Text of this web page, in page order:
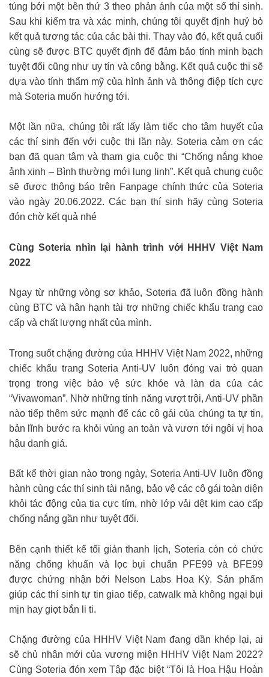
túng bởi một bên thứ 3 theo phản ánh của một số thí sinh.
Sau khi kiểm tra và xác minh, chúng tôi quyết định huỷ bỏ
kết quả tương tác của các bài thi. Thay vào đó, kết quả cuối
cùng sẽ được BTC quyết định để đảm bảo tính minh bạch
tuyệt đối cũng như uy tín và công bằng. Kết quả cuộc thi sẽ
dựa vào tính thẩm mỹ của hình ảnh và thông điệp tích cực
mà Soteria muốn hướng tới.
Một lần nữa, chúng tôi rất lấy làm tiếc cho tâm huyết của
các thí sinh đến với cuộc thi lần này. Soteria cảm ơn các
bạn đã quan tâm và tham gia cuộc thi “Chống nắng khoe
ảnh xinh – Bình thường mới lung linh”. Kết quả chung cuộc
sẽ được thông báo trên Fanpage chính thức của Soteria
vào ngày 20.06.2022. Các bạn thí sinh hãy cùng Soteria
đón chờ kết quả nhé
Cùng Soteria nhìn lại hành trình với HHHV Việt Nam
2022
Ngay từ những vòng sơ khảo, Soteria đã luôn đồng hành
cùng BTC và hân hạnh tài trợ những chiếc khẩu trang cao
cấp và chất lượng nhất của mình.
Trong suốt chặng đường của HHHV Việt Nam 2022, những
chiếc khẩu trang Soteria Anti-UV luôn đóng vai trò quan
trọng trong việc bảo vệ sức khỏe và làn da của các
“Vivawoman”. Nhờ những tính năng vượt trội, Anti-UV phần
nào tiếp thêm sức mạnh để các cô gái của chúng ta tự tin,
bản lĩnh bước ra khỏi vùng an toàn và vươn tới ngôi vị hoa
hậu danh giá.
Bất kể thời gian nào trong ngày, Soteria Anti-UV luôn đồng
hành cùng các thí sinh tài năng, bảo vệ các cô gái toàn diện
khỏi tác động của tia cực tím, nhờ lớp vải dệt kim cao cấp
chống nắng gần như tuyệt đối.
Bên cạnh thiết kế tối giản thanh lịch, Soteria còn có chức
năng chống khuẩn và lọc bụi chuẩn PFE99 và BFE99
được chứng nhận bởi Nelson Labs Hoa Kỳ. Sản phẩm
giúp các thí sinh tự tin giao tiếp, catwalk mà không ngại bụi
mịn hay giọt bắn li ti.
Chặng đường của HHHV Việt Nam đang dần khép lại, ai
sẽ chủ nhân mới của vương miện HHHV Việt Nam 2022?
Cùng Soteria đón xem Tập đặc biệt “Tôi là Hoa Hậu Hoàn